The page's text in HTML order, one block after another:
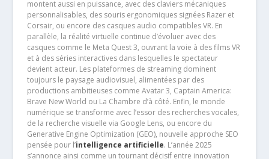
montent aussi en puissance, avec des claviers mécaniques
personnalisables, des souris ergonomiques signées Razer et
Corsair, ou encore des casques audio compatibles VR. En
parallèle, la réalité virtuelle continue d’évoluer avec des
casques comme le Meta Quest 3, ouvrant la voie à des films VR
et à des séries interactives dans lesquelles le spectateur
devient acteur. Les plateformes de streaming dominent
toujours le paysage audiovisuel, alimentées par des
productions ambitieuses comme Avatar 3, Captain America:
Brave New World ou La Chambre d’à côté. Enfin, le monde
numérique se transforme avec l’essor des recherches vocales,
de la recherche visuelle via Google Lens, ou encore du
Generative Engine Optimization (GEO), nouvelle approche SEO
pensée pour l’intelligence artificielle. L’année 2025
s’annonce ainsi comme un tournant décisif entre innovation